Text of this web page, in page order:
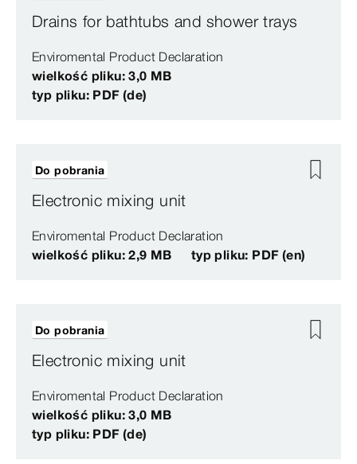
Drains for bathtubs and shower trays
Enviromental Product Declaration
wielkość pliku: 3,0 MB
typ pliku: PDF (de)
Electronic mixing unit
Enviromental Product Declaration
wielkość pliku: 2,9 MB
typ pliku: PDF (en)
Do pobrania
Electronic mixing unit
Enviromental Product Declaration
wielkość pliku: 3,0 MB
typ pliku: PDF (de)
Do pobrania